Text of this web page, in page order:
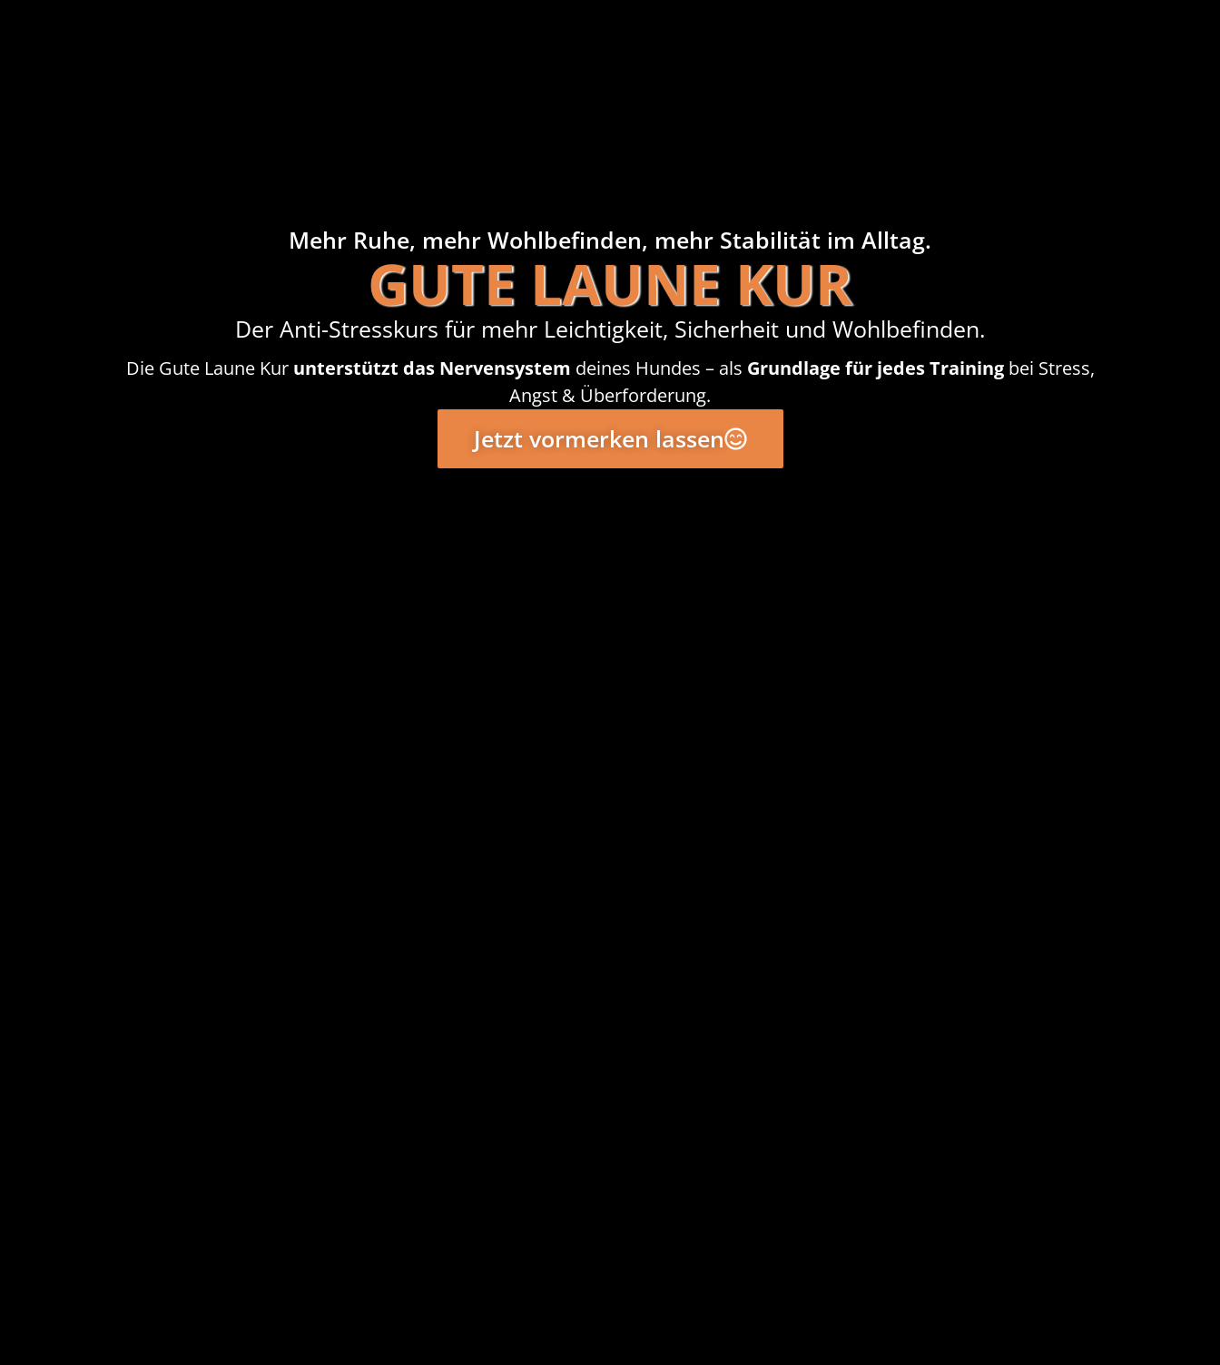
Mehr Ruhe, mehr Wohlbefinden, mehr Stabilität im Alltag.
GUTE LAUNE KUR
Der Anti-Stresskurs für mehr Leichtigkeit, Sicherheit und Wohlbefinden.
Die Gute Laune Kur unterstützt das Nervensystem deines Hundes – als Grundlage für jedes Training bei Stress,
Angst & Überforderung.
Jetzt vormerken lassen